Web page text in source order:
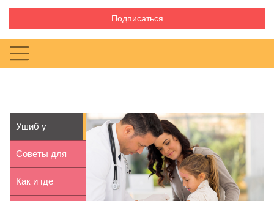
Подписаться
Ушиб у
ребенка: что
делать
Советы для
обеспечения
Как и где